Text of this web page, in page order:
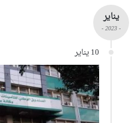
يناير
- 2023 -
10 يناير